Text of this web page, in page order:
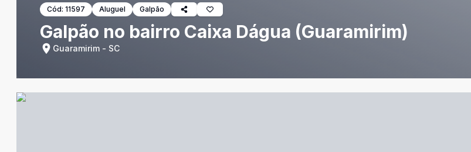
Cód: 11597 Aluguel Galpão
Galpão no bairro Caixa Dágua (Guaramirim)
Guaramirim - SC